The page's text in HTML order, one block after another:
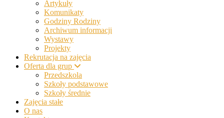
Artykuły
Komunikaty
Godziny Rodziny
Archiwum informacji
Wystawy
Projekty
Rekrutacja na zajęcia
Oferta dla grup
Przedszkola
Szkoły podstawowe
Szkoły średnie
Zajęcia stałe
O nas